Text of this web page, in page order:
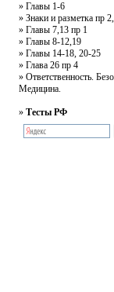
» Главы 1-6
» Знаки и разметка пр
» Главы 7,13 пр 1
» Главы 8-12,19
» Главы 14-18, 20-25
» Глава 26 пр 4
» Ответственность.
Медицина.
» Тесты РФ